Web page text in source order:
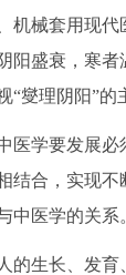
机械套用现
阳盛衰，寒
燮理阴阳”的
学要发展必
合，实现不
中医学的关系
生长、发育